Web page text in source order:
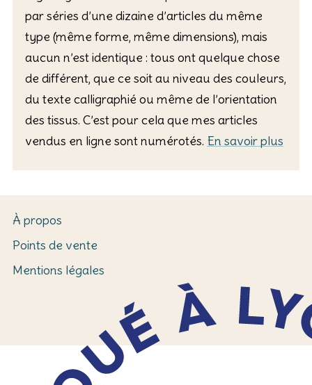
par séries d’une dizaine d’articles du même
type (même forme, même dimensions), mais
aucun n’est identique : tous ont quelque chose
de différent, que ce soit au niveau des couleurs,
du texte calligraphié ou même de l’orientation
des tissus. C’est pour cela que mes articles
vendus en ligne sont numérotés. En savoir plus
À propos
Points de vente
Mentions légales